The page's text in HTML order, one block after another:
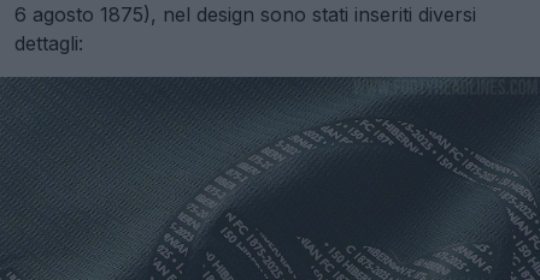
6 agosto 1875), nel design sono stati inseriti diversi
dettagli: